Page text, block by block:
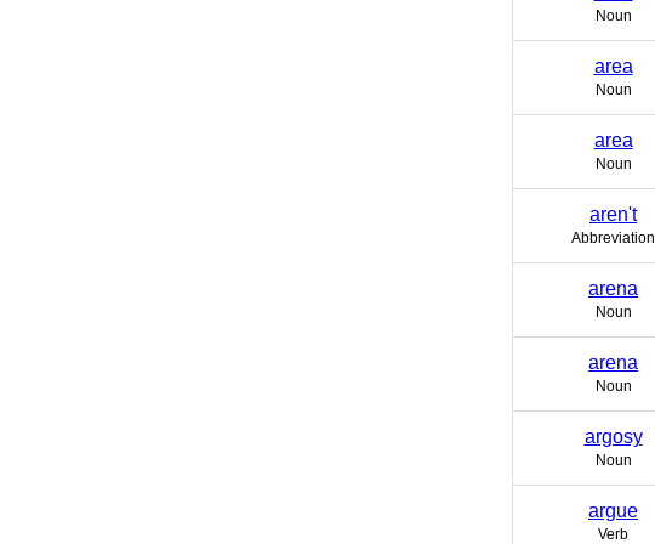
Noun
area
Noun
area
Noun
aren't
Abbreviation
arena
Noun
arena
Noun
argosy
Noun
argue
Verb